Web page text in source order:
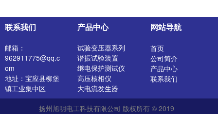
联系我们
邮箱：
962911775@qq.c
om
地址：宝应县柳堡
镇工业集中区
产品中心
试验变压器系列
谐振试验装置
继电保护测试仪
高压核相仪
大电流发生器
开关特性测试仪
高压发生器
网站导航
首页
公司简介
产品中心
联系我们
扬州旭明电工科技有限公司 版权所有 © 2019